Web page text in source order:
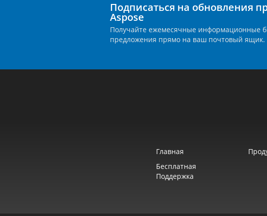
Подписаться на обновления
Aspose
Получайте ежемесячные информационные
предложения прямо на ваш почтовый ящик.
Главная
Бесплатная
Поддержка